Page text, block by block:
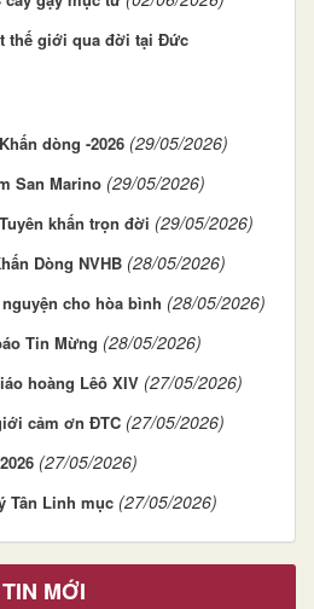
thế giới qua đời tại Đức
dòng -2026 (29/05/2026)
San Marino (29/05/2026)
khấn trọn đời (29/05/2026)
Dòng NVHB (28/05/2026)
cho hòa bình (28/05/2026)
Tin Mừng (28/05/2026)
hoàng Lêô XIV (27/05/2026)
cảm ơn ĐTC (27/05/2026)
(27/05/2026)
Tân Linh mục (27/05/2026)
TIN MỚI